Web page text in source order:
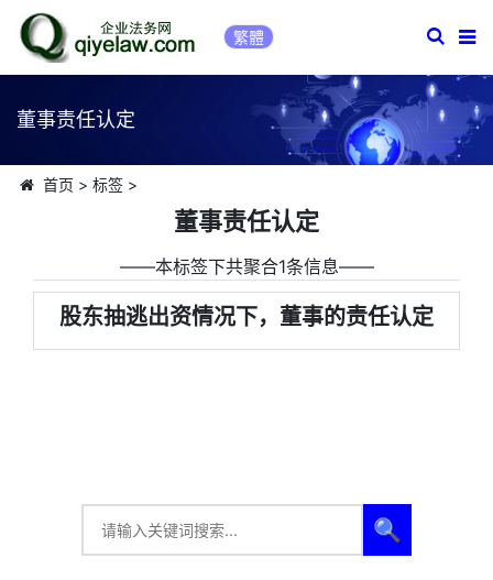
繁體
董事责任认定
首页 > 标签>
董事责任认定
――本标签下共聚合1条信息――
股东抽逃出资情况下，董事的责任认定
🔍